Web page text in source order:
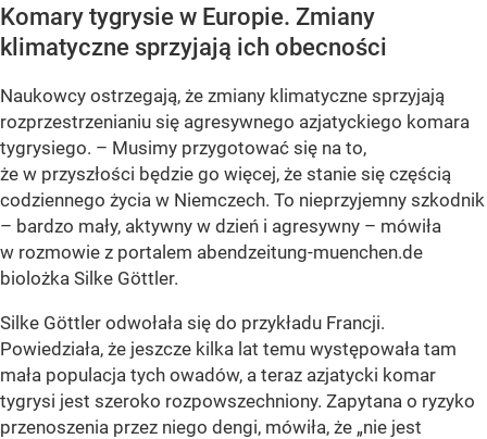
Komary tygrysie w Europie. Zmiany
klimatyczne sprzyjają ich obecności
Naukowcy ostrzegają, że zmiany klimatyczne sprzyjają
rozprzestrzenianiu się agresywnego azjatyckiego komara
tygrysiego. – Musimy przygotować się na to,
że w przyszłości będzie go więcej, że stanie się częścią
codziennego życia w Niemczech. To nieprzyjemny szkodnik
– bardzo mały, aktywny w dzień i agresywny – mówiła
w rozmowie z portalem abendzeitung-muenchen.de
biolożka Silke Göttler.
Silke Göttler odwołała się do przykładu Francji.
Powiedziała, że jeszcze kilka lat temu występowała tam
mała populacja tych owadów, a teraz azjatycki komar
tygrysi jest szeroko rozpowszechniony. Zapytana o ryzyko
przenoszenia przez niego dengi, mówiła, że „nie jest